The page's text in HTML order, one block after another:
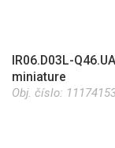
IR06.D03L-
miniature
Obj. číslo: